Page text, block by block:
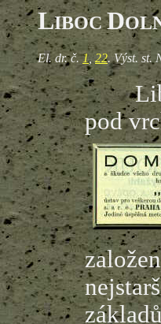
LIBOCD
El. dr. č.1,22. Výst. st.
Liboc
pod